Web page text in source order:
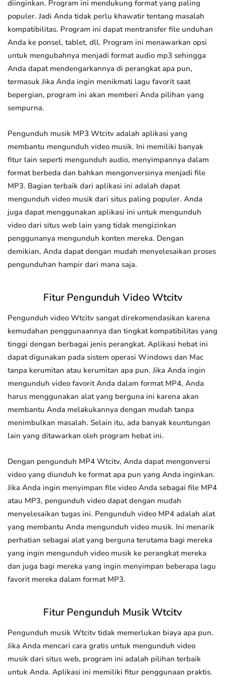
diinginkan. Program ini mendukung format yang paling
populer. Jadi Anda tidak perlu khawatir tentang masalah
kompatibilitas. Program ini dapat mentransfer file unduhan
Anda ke ponsel, tablet, dll. Program ini menawarkan opsi
untuk mengubahnya menjadi format audio mp3 sehingga
Anda dapat mendengarkannya di perangkat apa pun,
termasuk Jika Anda ingin menikmati lagu favorit saat
bepergian, program ini akan memberi Anda pilihan yang
sempurna.
Pengunduh musik MP3 Wtcitv adalah aplikasi yang
membantu mengunduh video musik. Ini memiliki banyak
fitur lain seperti mengunduh audio, menyimpannya dalam
format berbeda dan bahkan mengonversinya menjadi file
MP3. Bagian terbaik dari aplikasi ini adalah dapat
mengunduh video musik dari situs paling populer. Anda
juga dapat menggunakan aplikasi ini untuk mengunduh
video dari situs web lain yang tidak mengizinkan
penggunanya mengunduh konten mereka. Dengan
demikian, Anda dapat dengan mudah menyelesaikan proses
pengunduhan hampir dari mana saja.
Fitur Pengunduh Video Wtcitv
Pengunduh video Wtcitv sangat direkomendasikan karena
kemudahan penggunaannya dan tingkat kompatibilitas yang
tinggi dengan berbagai jenis perangkat. Aplikasi hebat ini
dapat digunakan pada sistem operasi Windows dan Mac
tanpa kerumitan atau kerumitan apa pun. Jika Anda ingin
mengunduh video favorit Anda dalam format MP4, Anda
harus menggunakan alat yang berguna ini karena akan
membantu Anda melakukannya dengan mudah tanpa
menimbulkan masalah. Selain itu, ada banyak keuntungan
lain yang ditawarkan oleh program hebat ini.
Dengan pengunduh MP4 Wtcitv, Anda dapat mengonversi
video yang diunduh ke format apa pun yang Anda inginkan.
Jika Anda ingin menyimpan file video Anda sebagai file MP4
atau MP3, pengunduh video dapat dengan mudah
menyelesaikan tugas ini. Pengunduh video MP4 adalah alat
yang membantu Anda mengunduh video musik. Ini menarik
perhatian sebagai alat yang berguna terutama bagi mereka
yang ingin mengunduh video musik ke perangkat mereka
dan juga bagi mereka yang ingin menyimpan beberapa lagu
favorit mereka dalam format MP3.
Fitur Pengunduh Musik Wtcitv
Pengunduh musik Wtcitv tidak memerlukan biaya apa pun.
Jika Anda mencari cara gratis untuk mengunduh video
musik dari situs web, program ini adalah pilihan terbaik
untuk Anda. Aplikasi ini memiliki fitur penggunaan praktis.